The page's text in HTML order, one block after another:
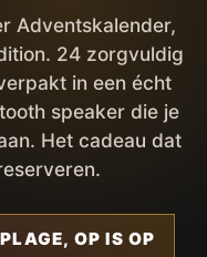
Adventskalender,
24 zorgvuldig
in een écht
speaker die je
Het cadeau dat
OP IS OP